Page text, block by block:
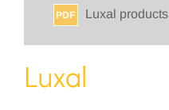
PDF Luxal
Luxal